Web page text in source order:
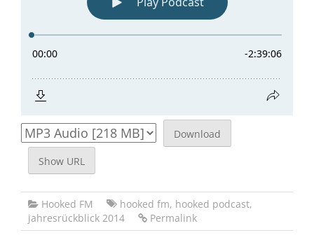
Download
Show URL
Hooked FM hooked fm, hooked podcast,
jahresrückblick 2014
Permalink